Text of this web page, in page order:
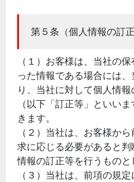
第５条（個人情報の訂
（１）お客様は、当社の
った情報である場合には
り、当社に対して個人情
（以下「訂正等」といい
きます。
（２）当社は、お客様か
求に応じる必要があると
情報の訂正等を行うものと
（３）当社は、前項の規